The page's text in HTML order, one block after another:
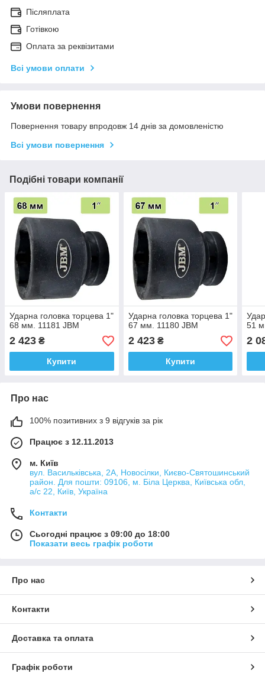
Післяплата
Готівкою
Оплата за реквізитами
Всі умови оплати
Умови повернення
Повернення товару впродовж 14 днів за домовленістю
Всі умови повернення
Подібні товари компанії
Ударна головка торцева 1"
68 мм. 11181 JBM
2 423 ₴
Купити
Ударна головка торцева 1"
67 мм. 11180 JBM
2 423₴
Купити
51
2
Про нас
100% позитивних з 9 відгуків за рік
Працює з 12.11.2013
м. Київ
вул. Васильківська, 2А, Новосілки, Києво-Святошинський
район. Для пошти: 09106, м. Біла Церква, Київська обл,
а/с 22, Київ, Україна
Контакти
Сьогодні працює з 09:00 до 18:00
Показати весь графік роботи
Про нас
Контакти
Доставка та оплата
Графік роботи